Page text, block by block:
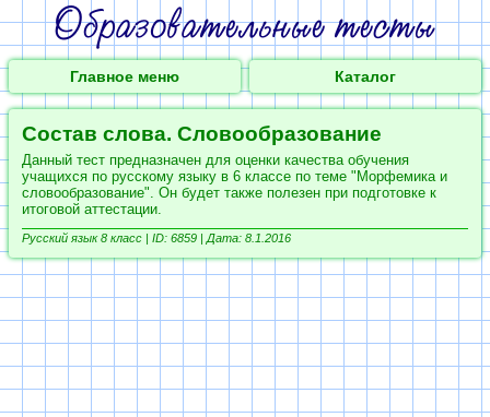
Главное меню Каталог
Состав слова. Словообразование
Данный тест предназначен для оценки качества обучения
учащихся по русскому языку в 6 классе по теме "Морфемика и
словообразование". Он будет также полезен при подготовке к
итоговой аттестации.
Русский язык 8 класс | ID: 6859 | Дата: 8.1.2016